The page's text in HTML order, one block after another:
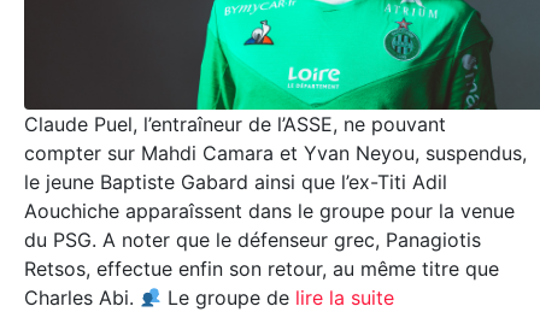
Claude Puel, l’entraîneur de l’ASSE, ne pouvant
compter sur Mahdi Camara et Yvan Neyou, suspendus,
le jeune Baptiste Gabard ainsi que l’ex-Titi Adil
Aouchiche apparaîssent dans le groupe pour la venue
du PSG. A noter que le défenseur grec, Panagiotis
Retsos, effectue enfin son retour, au même titre que
Charles Abi.
Le groupe de lire la suite